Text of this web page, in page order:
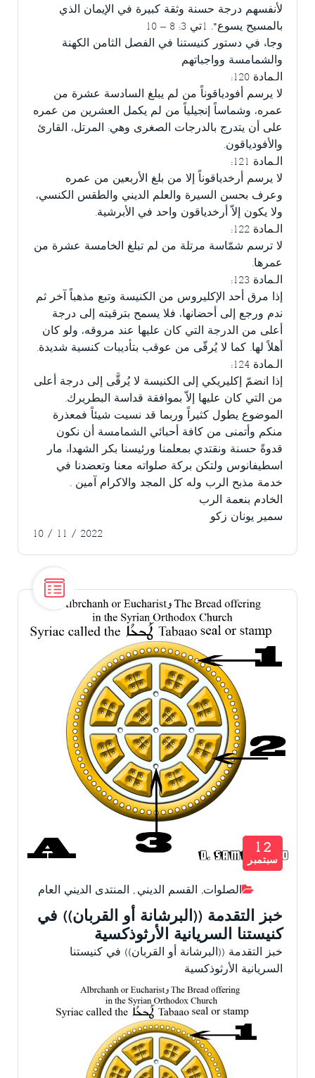
لأنفسهم درجة حسنة وثقة كبيرة في الإيمان الذي
بالمسيح يسوع”. 1تي 3: 8 – 10
وجاء في دستور كنيستنا في الفصل الثامن الكهنة
والشمامسة وواجباتهم
الـمادة 120:
لا يرسم أفودياقوناً من لم يبلغ السادسة عشرة من
عمره، وشماساً إنجيلياً من لم يكمل العشرين من عمره
على أن يتدرج بالدرجات الصغرى وهي: المرتل، القارئ
والأفودياقون.
الـمادة 121:
لا يرسم أرخدياقوناً إلا من بلغ الأربعين من عمره
وعرف بحسن السيرة والعلم الديني والطقس الكنسي،
ولا يكون إلاّ أرخدياقون واحد في الأبرشية.
الـمادة 122:
لا ترسم شمّاسة مرتلة من لم تبلغ الخامسة عشرة من
عمرها.
الـمادة 123:
إذا مرق أحد الإكليروس من الكنيسة وتبع مذهباً آخر ثم
ندم ورجع إلى أحضانها، فلا يسمح بترقيته إلى درجة
أعلى من الدرجة التي كان عليها عند مروقه، ولو كان
أهلاً لها. كما لا يُرقّى من عوقب بتأديبات كنسية شديدة.
الـمادة 124:
إذا انضمّ إكليريكي إلى الكنيسة لا يُرقَّى إلى درجة أعلى
من التي كان عليها إلاّ بموافقة قداسة البطريرك.
الموضوع يطول كثيراً وربما قد نسيت شيئاً فمعذرة
منكم وأتمنى من كافة أحبائي الشمامسة أن نكون
قدوةً حسنة ونقتدي بمعلمنا ورئيسنا بكر الشهداء مار
اسطيفانوس ولتكن بركة صلواته معنا وتعضدنا في
خدمة مذبح الرب وله كل المجد والاكرام آمين .
الخادم بنعمة الرب
سمير يونان زكو
10 / 11 / 2022
الصلوات, القسم الديني , المنتدى الديني العام
12
سبتمبر
خبز التقدمة ((البرشانة أو القربان)) في
كنيستنا السريانية الأرثوذكسية
خبز التقدمة ((البرشانة أو القربان)) في كنيستنا
السريانية الأرثوذكسية